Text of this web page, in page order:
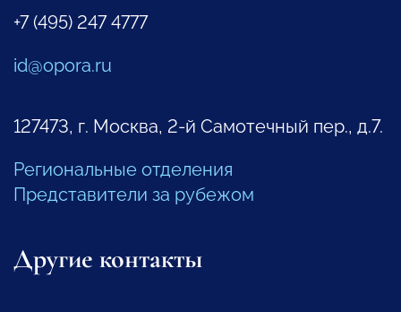
+7 (495) 247 4777
id@opora.ru
127473, г. Москва, 2-й Самотечный пер., д.7.
Региональные отделения
Представители за рубежом
Другие контакты